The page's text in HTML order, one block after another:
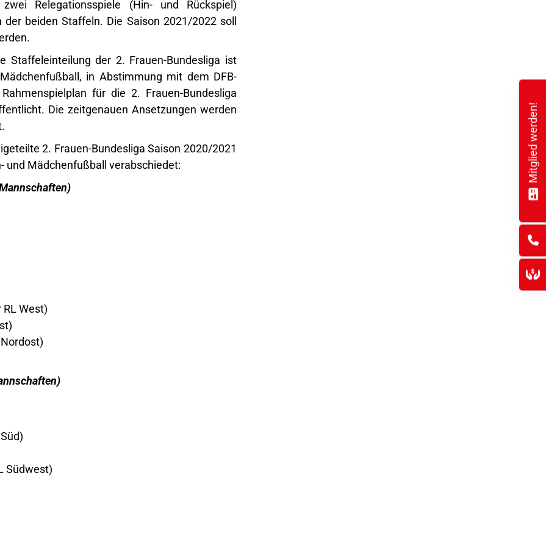
Relegationsspiele (Hin- und Rückspiel)
beiden Staffeln. Die Saison 2021/2022 soll
Staffeleinteilung der 2. Frauen-Bundesliga ist
in Abstimmung mit dem DFB-
für die 2. Frauen-Bundesliga
Die zeitgenauen Ansetzungen werden
2. Frauen-Bundesliga Saison 2020/2021
und Mädchenfußball verabschiedet:
West)
Südwest)
Mitglied werden!